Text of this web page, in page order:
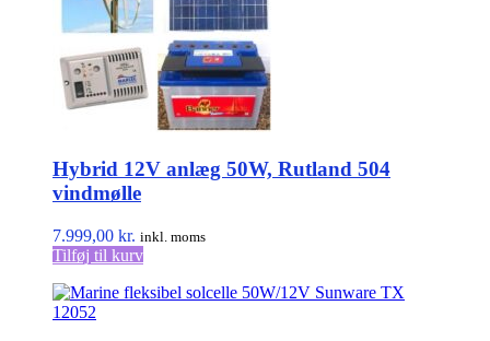
Hybrid 12V anlæg 50W, Rutland 504
vindmølle
7.999,00 kr. inkl. moms
Tilføj til kurv